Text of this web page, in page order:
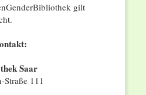
gilt
Saar
111